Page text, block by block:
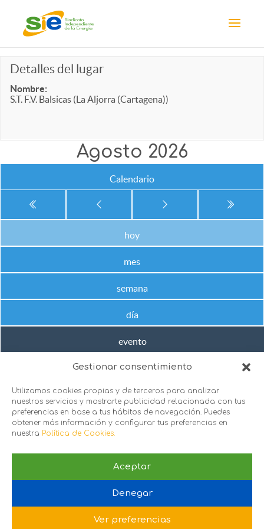
Gestionar consentimiento
Utilizamos cookies propias y de terceros para analizar
nuestros servicios y mostrarte publicidad relacionada con tus
preferencias en base a tus hábitos de navegación. Puedes
obtener más información y configurar tus preferencias en
nuestra Política de Cookies.
Aceptar
Denegar
Ver preferencias
Detalles del lugar
Nombre:
S.T. F.V. Balsicas (La Aljorra (Cartagena))
Agosto 2026
Calendario
hoy
mes
semana
día
evento
C/ Santa Engracia 151, 1º puerta 2 y 3, 28003. Madrid
Política de Privacidad
Política de Cookies